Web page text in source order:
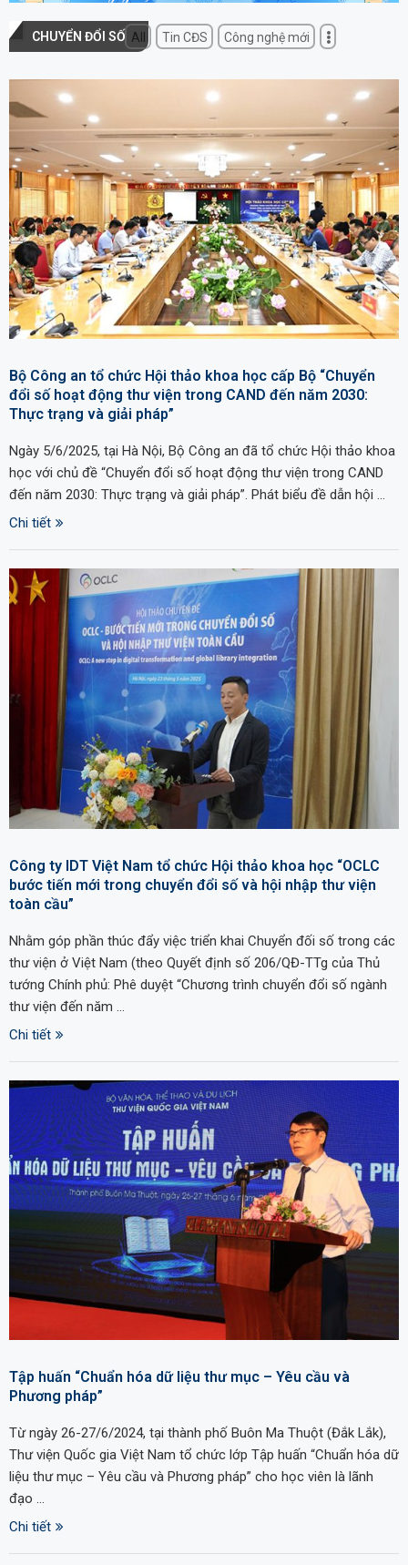
CHUYỂN ĐỔI SỐ All Tin CĐS Công nghệ mới
Bộ Công an tổ chức Hội thảo khoa học cấp Bộ “Chuyển
đổi số hoạt động thư viện trong CAND đến năm 2030:
Thực trạng và giải pháp”
Ngày 5/6/2025, tại Hà Nội, Bộ Công an đã tổ chức Hội thảo khoa
học với chủ đề “Chuyển đổi số hoạt động thư viện trong CAND
đến năm 2030: Thực trạng và giải pháp”. Phát biểu đề dẫn hội …
Chi tiết
Công ty IDT Việt Nam tổ chức Hội thảo khoa học “OCLC
bước tiến mới trong chuyển đổi số và hội nhập thư viện
toàn cầu”
Nhằm góp phần thúc đẩy việc triển khai Chuyển đối số trong các
thư viện ở Việt Nam (theo Quyết định số 206/QĐ-TTg của Thủ
tướng Chính phủ: Phê duyệt “Chương trình chuyển đổi số ngành
thư viện đến năm …
Chi tiết
Tập huấn “Chuẩn hóa dữ liệu thư mục – Yêu cầu và
Phương pháp”
Từ ngày 26-27/6/2024, tại thành phố Buôn Ma Thuột (Đắk Lắk),
Thư viện Quốc gia Việt Nam tổ chức lớp Tập huấn “Chuẩn hóa dữ
liệu thư mục – Yêu cầu và Phương pháp” cho học viên là lãnh
đạo …
Chi tiết